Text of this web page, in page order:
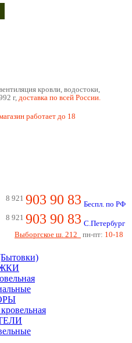
кровли, водостоки,
г, доставка по всей России.
работает до 18
8 921 903 90 83 Беспл. по РФ
8 921 903 90 83 С.Петербург
Выборгское ш. 212
пн-пт: 10-18